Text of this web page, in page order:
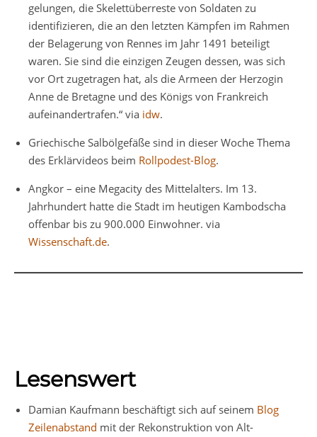
gelungen, die Skelettüberreste von Soldaten zu
identifizieren, die an den letzten Kämpfen im Rahmen
der Belagerung von Rennes im Jahr 1491 beteiligt
waren. Sie sind die einzigen Zeugen dessen, was sich
vor Ort zugetragen hat, als die Armeen der Herzogin
Anne de Bretagne und des Königs von Frankreich
aufeinandertrafen.“ via idw.
Griechische Salbölgefäße sind in dieser Woche Thema
des Erklärvideos beim Rollpodest-Blog.
Angkor – eine Megacity des Mittelalters. Im 13.
Jahrhundert hatte die Stadt im heutigen Kambodscha
offenbar bis zu 900.000 Einwohner. via
Wissenschaft.de.
Lesenswert
Damian Kaufmann beschäftigt sich auf seinem Blog
Zeilenabstand mit der Rekonstruktion von Alt-